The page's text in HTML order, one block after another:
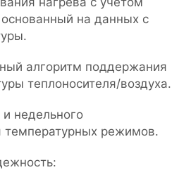
на данных с
алгоритм поддержания
теплоносителя/воздуха.
недельного
температурных режимов.